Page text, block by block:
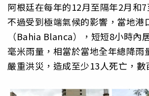
阿根廷在每年的12月至隔年2月和7
不過受到極端氣候的影響，當地港
（Bahia Blanca），短短8小時內
毫米雨量，相當於當地全年總降雨
嚴重洪災，造成至少13人死亡，數